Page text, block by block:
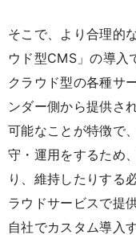
そこで、より合理的
ウド型CMS」の導入
クラウド型の各種サ
ンダー側から提供さ
可能なことが特徴で
守・運用をするため
り、維持したりする
ラウドサービスで提
自社でカスタム導入